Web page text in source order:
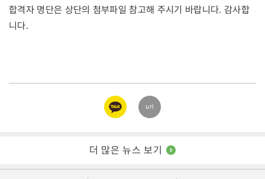
합격자 명단은 상단의 첨부파일 참고해 주시기 바랍니다. 감사합
니다.
카카오
링크
url
더 많은 뉴스 보기